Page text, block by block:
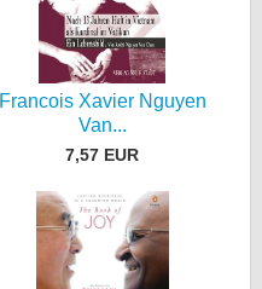
Francois Xavier Nguyen
Van...
7,57 EUR